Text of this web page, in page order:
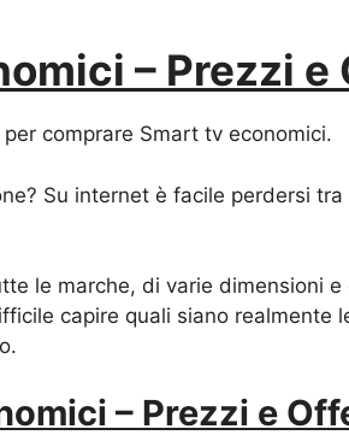
– Prezzi e
comprare Smart tv economici.
Su internet è facile perdersi
le marche, di varie dimensioni
capire quali siano realmente
– Prezzi e